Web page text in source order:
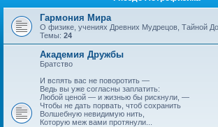
Гармония Мира
О физике, учениях Древних Мудрецов, Тайной
Темы: 24
Академия Дружбы
Братство
И вспять вас не поворотить —
Ведь вы уже согласны заплатить:
Любой ценой — и жизнью бы рискнули, —
Чтобы не дать порвать, чтоб сохранить
Волшебную невидимую нить,
Которую меж вами протянули...